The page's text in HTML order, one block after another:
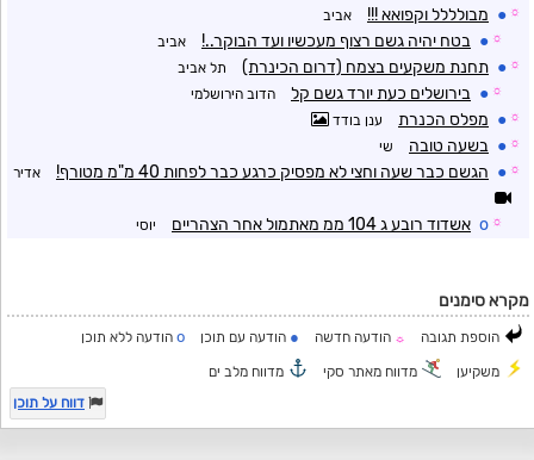
☼
● מבולללל וקפואא !!! אביב
☼
● בטח יהיה גשם רצוף מעכשיו ועד הבוקר..! אביב
☼
● תחנת משקעים בצמח (דרום הכינרת) תל אביב
☼
● בירושלים כעת יורד גשם קל הדוב הירושלמי
☼
● מפלס הכנרת ענן בודד
☼
● בשעה טובה שי
☼
● הגשם כבר שעה וחצי לא מפסיק כרגע כבר לפחות 40 מ"מ מטורף! אדיר
☼
o אשדוד רובע ג 104 ממ מאתמול אחר הצהריים יוסי
מקרא סימנים
הוספת תגובה ☼ הודעה חדשה ● הודעה עם תוכן o הודעה ללא תוכן
משקיען מדווח מאתר סקי
מדווח מלב ים
דווח על תוכן